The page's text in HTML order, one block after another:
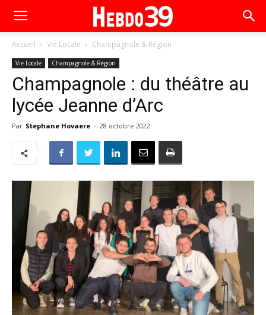
Accueil Vie Locale Champagnole & Région
Vie Locale Champagnole & Région
Champagnole : du théâtre au
lycée Jeanne d’Arc
Par Stephane Hovaere - 28 octobre 2022